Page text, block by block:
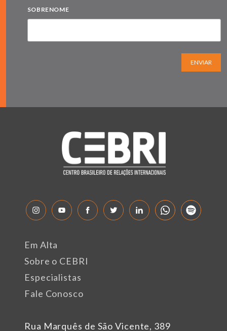
SOBRENOME
ENVIAR
Rua Marquês de São Vicente, 389
Em Alta
Sobre o CEBRI
Especialistas
Fale Conosco